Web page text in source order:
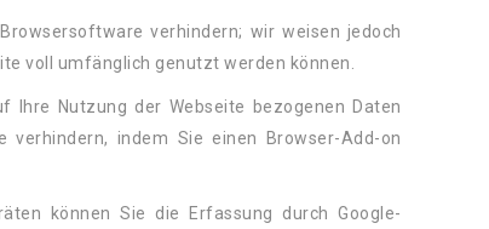
verhindern; wir weisen jedoch
voll umfänglich genutzt werden können.
Ihre Nutzung der Webseite bezogenen Daten
verhindern, indem Sie einen Browser-Add-on
können Sie die Erfassung durch Google-